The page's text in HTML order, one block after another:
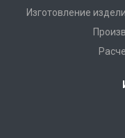
Изготовление